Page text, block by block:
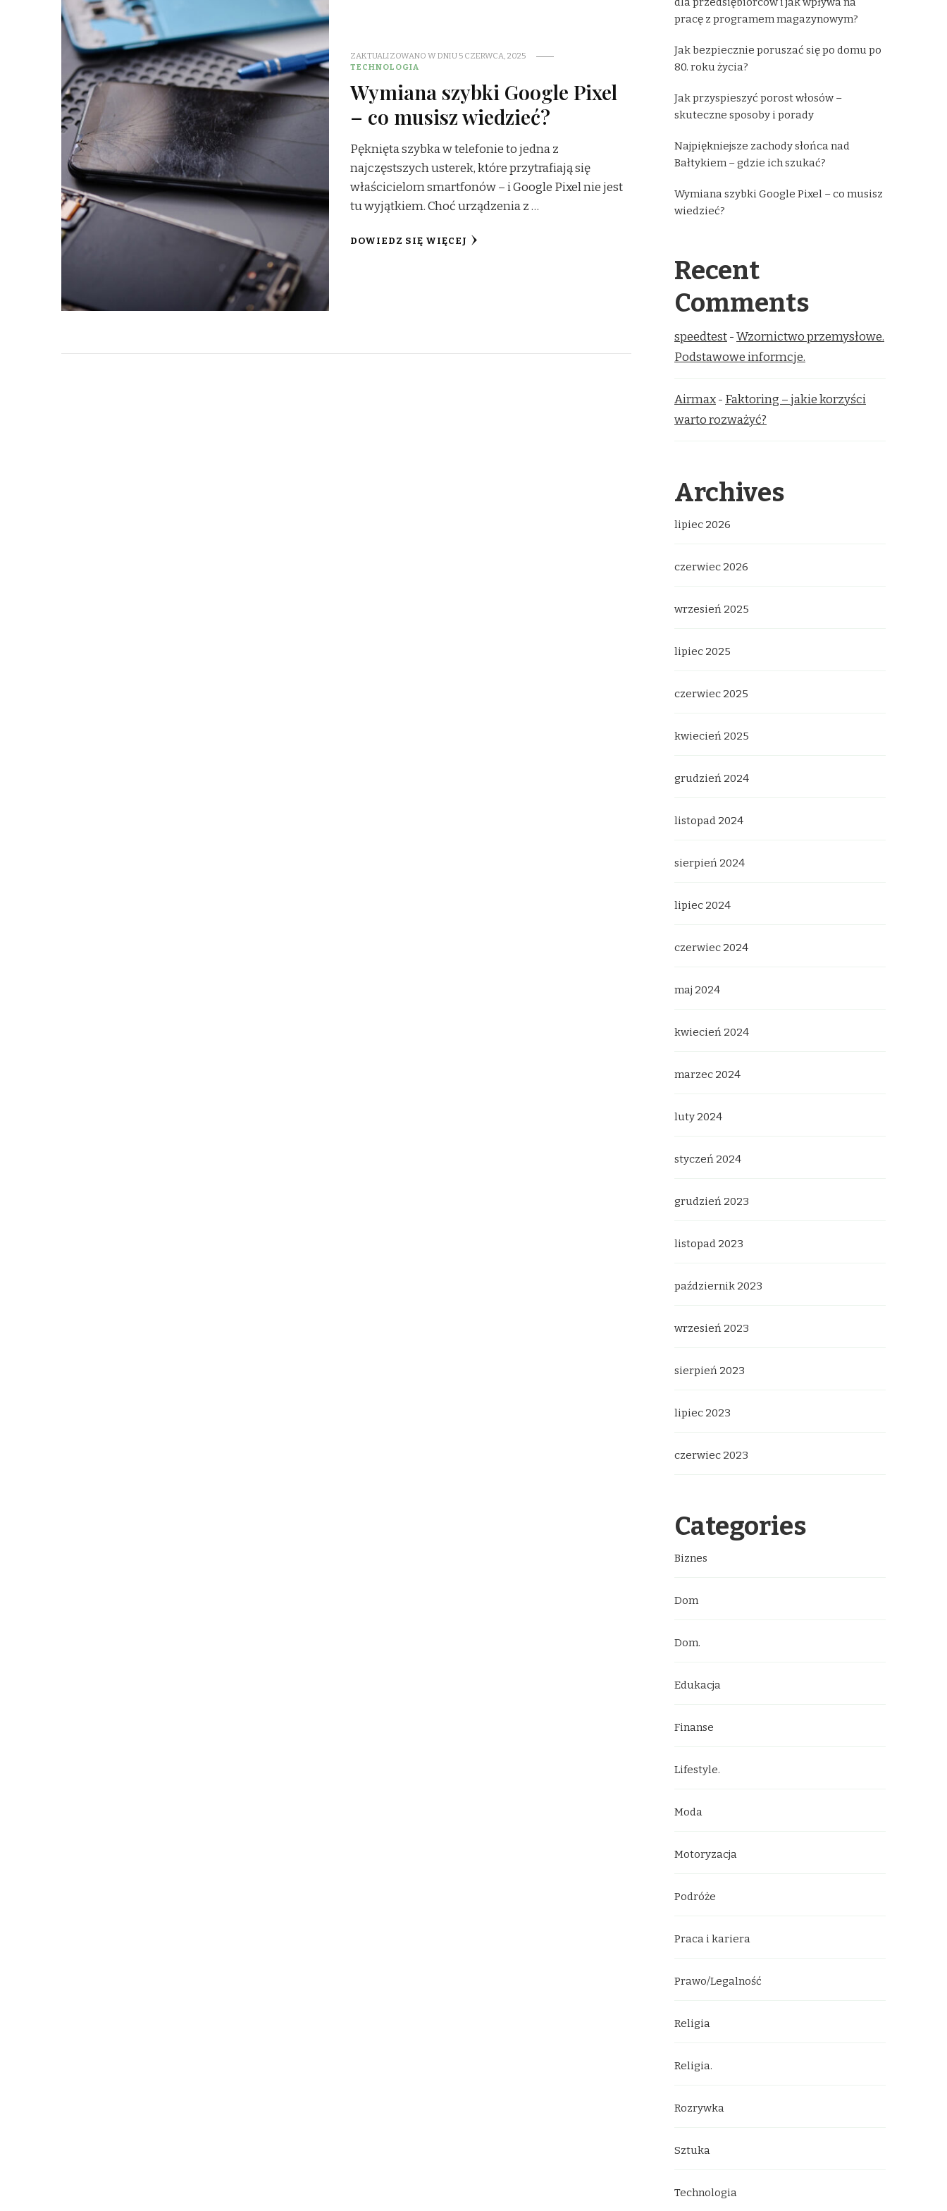
ZAKTUALIZOWANO W DNIU5 CZERWCA, 2025
TECHNOLOGIA
Wymiana szybki Google Pixel
– co musisz wiedzieć?
Pęknięta szybka w telefonie to jedna z
najczęstszych usterek, które przytrafiają się
właścicielom smartfonów – i Google Pixel nie jest
tu wyjątkiem. Choć urządzenia z …
DOWIEDZ SIĘ WIĘCEJ
pracę z programem magazynowym?
Jak bezpiecznie poruszać się po domu po
80. roku życia?
Jak przyspieszyć porost włosów –
skuteczne sposoby i porady
Najpiękniejsze zachody słońca nad
Bałtykiem – gdzie ich szukać?
Wymiana szybki Google Pixel – co musisz
wiedzieć?
Recent
Comments
speedtest-Wzornictwo przemysłowe.
Podstawowe informcje.
Airmax- Faktoring – jakie korzyści
warto rozważyć?
Archives
lipiec 2026
czerwiec 2026
wrzesień 2025
lipiec 2025
czerwiec 2025
kwiecień 2025
grudzień 2024
listopad 2024
sierpień 2024
lipiec 2024
czerwiec 2024
maj 2024
kwiecień 2024
marzec 2024
luty 2024
styczeń 2024
grudzień 2023
listopad 2023
październik 2023
wrzesień 2023
sierpień 2023
lipiec 2023
czerwiec 2023
Categories
Biznes
Dom
Dom.
Edukacja
Finanse
Lifestyle.
Moda
Motoryzacja
Podróże
Praca i kariera
Prawo/Legalność
Religia
Religia.
Rozrywka
Sztuka
Technologia